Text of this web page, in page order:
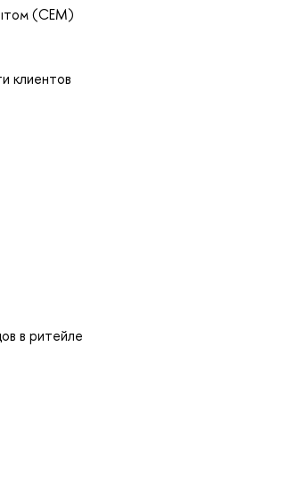
(СЕМ)
клиентов
в ритейле